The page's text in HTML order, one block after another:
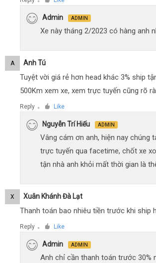
●
Admin ADMIN
Xe này tháng 2/2023 có hàng anh
A Anh Tú
Tuyệt vời giá rẻ hơn head khác 3% ship
500Km xem xe, xem trực tuyến cũng rõ
Reply ● Like
Nguyễn Trí Hiếu ADMIN
Vâng cám ơn anh, hiện nay chúng
trực tuyến qua facetime, chốt xe
tận nhà anh khỏi mất thời gian là
X Xuân Khánh Đà Lạt
Thanh toán bao nhiêu tiền trước khi ship
Reply ● Like
Admin ADMIN
Anh chỉ cần thanh toán trước 30%